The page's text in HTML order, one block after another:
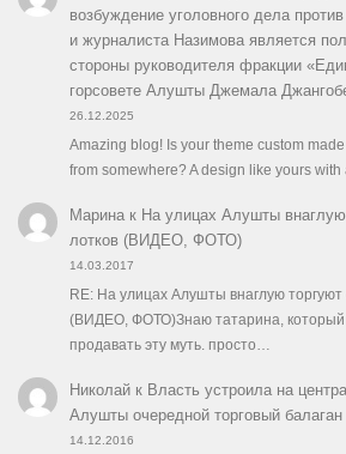
возбуждение уголовного дела
и журналиста Назимова является
стороны руководителя фракции
горсовете Алушты Джемала
26.12.2025
Amazing blog! Is your theme custom
from somewhere? A design like yours with
Маринак На улицах Алушты
лотков (ВИДЕО, ФОТО)
14.03.2017
RE: На улицах Алушты внаглую торгуют
(ВИДЕО, ФОТО)Знаю татарина,
продавать эту муть. просто…
Николайк Власть устроила на
Алушты очередной торговый
14.12.2016